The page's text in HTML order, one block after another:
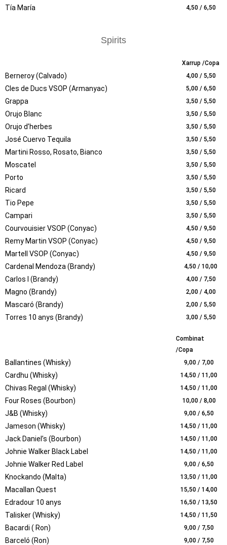
Tía María 4,50 / 6,50
Spirits
Xarrup /Copa
Berneroy (Calvado) 4,00 / 5,50
Cles de Ducs VSOP (Armanyac) 5,00 / 6,50
Grappa 3,50 / 5,50
Orujo Blanc 3,50 / 5,50
Orujo d’herbes 3,50 / 5,50
José Cuervo Tequila 3,50 / 5,50
Martini Rosso, Rosato, Bianco 3,50 / 5,50
Moscatel 3,50 / 5,50
Porto 3,50 / 5,50
Ricard 3,50 / 5,50
Tio Pepe 3,50 / 5,50
Campari 3,50 / 5,50
Courvouisier VSOP (Conyac) 4,50 / 9,50
Remy Martin VSOP (Conyac) 4,50 / 9,50
Martell VSOP (Conyac) 4,50 / 9,50
Cardenal Mendoza (Brandy) 4,50 / 10,00
Carlos I (Brandy) 4,00 / 7,50
Magno (Brandy) 2,00 / 4,00
Mascaró (Brandy) 2,00 / 5,50
Torres 10 anys (Brandy) 3,00 / 5,50
Combinat
/Copa
Ballantines (Whisky) 9,00 / 7,00
Cardhu (Whisky) 14,50 / 11,00
Chivas Regal (Whisky) 14,50 / 11,00
Four Roses (Bourbon) 10,00 / 8,00
J&B (Whisky) 9,00 / 6,50
Jameson (Whisky) 14,50 / 11,00
Jack Daniel’s (Bourbon) 14,50 / 11,00
Johnie Walker Black Label 14,50 / 11,00
Johnie Walker Red Label 9,00 / 6,50
Knockando (Malta) 13,50 / 11,00
Macallan Quest 15,50 / 14,00
Edradour 10 anys 16,50 / 13,50
Talisker (Whisky) 14,50 / 11,50
Bacardi ( Ron) 9,00 / 7,50
Barceló (Ron) 9,00 / 7,50